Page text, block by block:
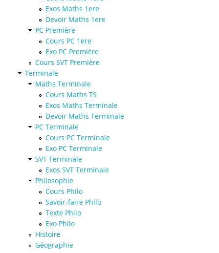
Exos Maths 1ere
Devoir Maths 1ere
PC Première
Cours PC 1ere
Exo PC Première
Cours SVT Première
Terminale
Maths Terminale
Cours Maths TS
Exos Maths Terminale
Devoir Maths Terminale
PC Terminale
Cours PC Terminale
Exo PC Terminale
SVT Terminale
Exos SVT Terminale
Philosophie
Cours Philo
Savoir-faire Philo
Texte Philo
Exo Philo
Histoire
Géographie